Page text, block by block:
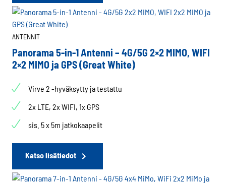
ANTENNIT
Panorama 5-in-1 Antenni – 4G/5G 2×2 MIMO, WIFI
2×2 MIMO ja GPS (Great White)
Virve 2 -hyväksytty ja testattu
2x LTE, 2x WIFI, 1x GPS
sis. 5 x 5m jatkokaapelit
Katso lisätiedot